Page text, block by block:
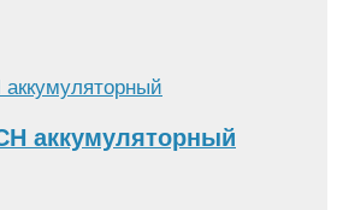
аккумуляторный